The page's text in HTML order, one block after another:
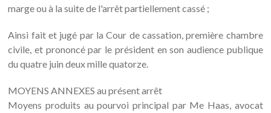
marge ou à la suite de l'arrêt partiellement cassé ;
Ainsi fait et jugé par la Cour de cassation, première chambre
civile, et prononcé par le président en son audience publique
du quatre juin deux mille quatorze.
MOYENS ANNEXES au présent arrêt
Moyens produits au pourvoi principal par Me Haas, avocat